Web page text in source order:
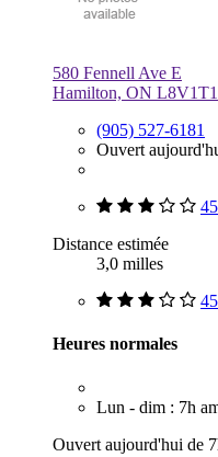
580 Fennell Ave E
Hamilton, ON L8V1T1
(905) 527-6181
Ouvert
Distance estimée
3,0 milles
Heures normales
Lun - dim : 7h
Ouvert aujourd'hui de